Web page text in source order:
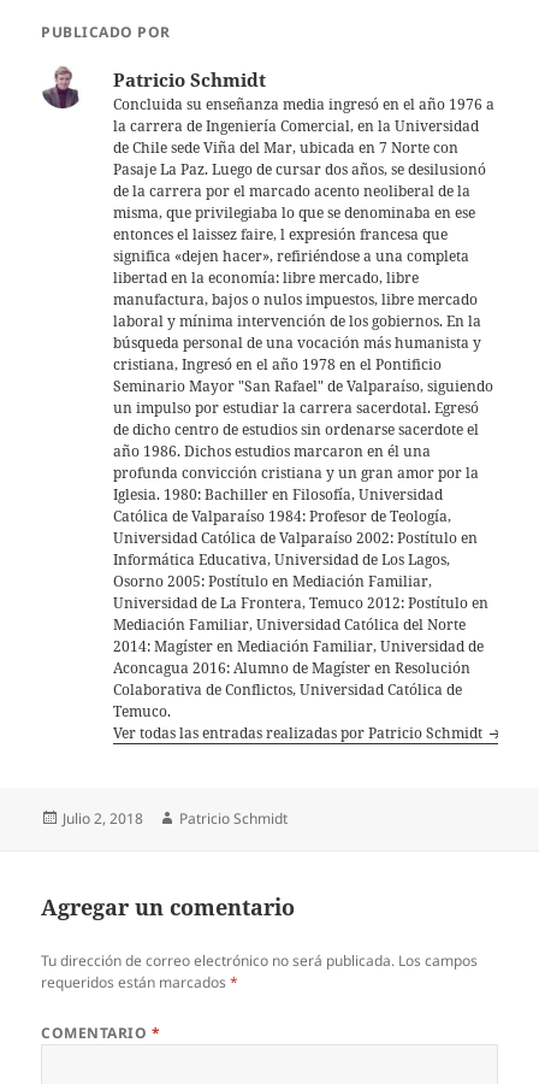
s er
PUBLICADO POR
Patricio Schmidt
Concluida su enseñanza media ingresó en el año 1976 a
la carrera de Ingeniería Comercial, en la Universidad
de Chile sede Viña del Mar, ubicada en 7 Norte con
Pasaje La Paz. Luego de cursar dos años, se desilusionó
de la carrera por el marcado acento neoliberal de la
misma, que privilegiaba lo que se denominaba en ese
entonces el laissez faire, l expresión francesa que
significa «dejen hacer», refiriéndose a una completa
libertad en la economía: libre mercado, libre
manufactura, bajos o nulos impuestos, libre mercado
laboral y mínima intervención de los gobiernos. En la
búsqueda personal de una vocación más humanista y
cristiana, Ingresó en el año 1978 en el Pontificio
Seminario Mayor "San Rafael" de Valparaíso, siguiendo
un impulso por estudiar la carrera sacerdotal. Egresó
de dicho centro de estudios sin ordenarse sacerdote el
año 1986. Dichos estudios marcaron en él una
profunda convicción cristiana y un gran amor por la
Iglesia. 1980: Bachiller en Filosofía, Universidad
Católica de Valparaíso 1984: Profesor de Teología,
Universidad Católica de Valparaíso 2002: Postítulo en
Informática Educativa, Universidad de Los Lagos,
Osorno 2005: Postítulo en Mediación Familiar,
Universidad de La Frontera, Temuco 2012: Postítulo en
Mediación Familiar, Universidad Católica del Norte
2014: Magíster en Mediación Familiar, Universidad de
Aconcagua 2016: Alumno de Magíster en Resolución
Colaborativa de Conflictos, Universidad Católica de
Temuco.
Ver todas las entradas realizadas por Patricio Schmidt
Publicado
Julio 2, 2018 Autor
Patricio Schmidt
Agregar un comentario
Tu dirección de correo electrónico no será publicada. Los campos
requeridos están marcados*
COMENTARIO *